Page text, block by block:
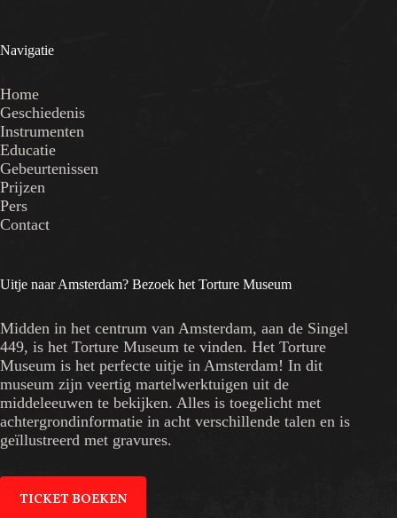
Navigatie
Home
Geschiedenis
Instrumenten
Educatie
Gebeurtenissen
Prijzen
Pers
Contact
Uitje naar Amsterdam? Bezoek het Torture Museum
Midden in het centrum van Amsterdam, aan de Singel
449, is het Torture Museum te vinden. Het Torture
Museum is het perfecte uitje in Amsterdam! In dit
museum zijn veertig martelwerktuigen uit de
middeleeuwen te bekijken. Alles is toegelicht met
achtergrondinformatie in acht verschillende talen en is
geïllustreerd met gravures.
TICKET BOEKEN